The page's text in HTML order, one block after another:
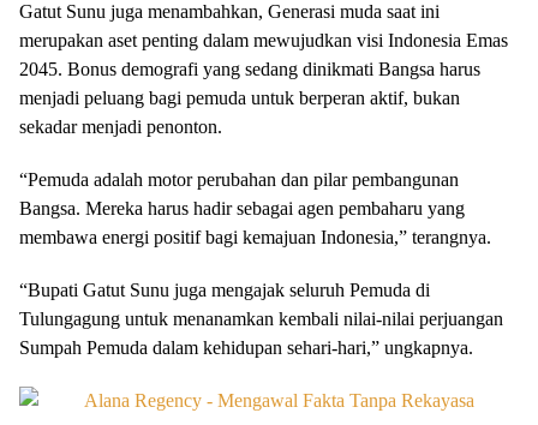
Gatut Sunu juga menambahkan, Generasi muda saat ini
merupakan aset penting dalam mewujudkan visi Indonesia Emas
2045. Bonus demografi yang sedang dinikmati Bangsa harus
menjadi peluang bagi pemuda untuk berperan aktif, bukan
sekadar menjadi penonton.
“Pemuda adalah motor perubahan dan pilar pembangunan
Bangsa. Mereka harus hadir sebagai agen pembaharu yang
membawa energi positif bagi kemajuan Indonesia,” terangnya.
“Bupati Gatut Sunu juga mengajak seluruh Pemuda di
Tulungagung untuk menanamkan kembali nilai-nilai perjuangan
Sumpah Pemuda dalam kehidupan sehari-hari,” ungkapnya.